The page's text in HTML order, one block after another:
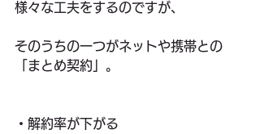
様々な工夫をするのですが、
そのうちの一つがネットや携帯との
「まとめ契約」。
・解約率が下がる